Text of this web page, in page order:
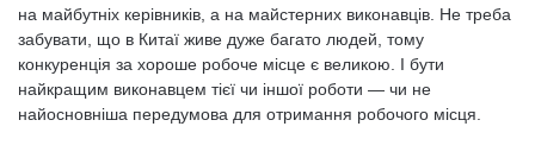
на майбутніх керівників, а на майстерних виконавців. Не треба
забувати, що в Китаї живе дуже багато людей, тому
конкуренція за хороше робоче місце є великою. І бути
найкращим виконавцем тієї чи іншої роботи — чи не
найосновніша передумова для отримання робочого місця.